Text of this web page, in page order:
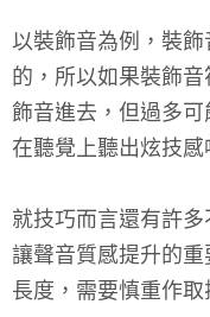
以裝飾音為例，裝
的，所以如果裝飾
飾音進去，但過多
在聽覺上聽出炫技感
就技巧而言還有許
讓聲音質感提升的
長度，需要慎重作取